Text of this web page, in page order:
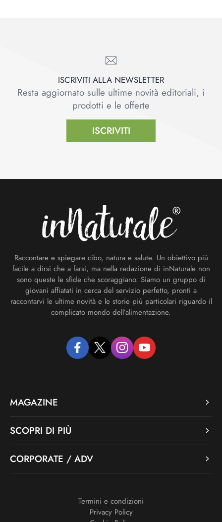
ISCRIVITI ALLA NEWSLETTER
Resta aggiornato sulle ultime novità editoriali, i
prodotti e le offerte
ISCRIVITI
Raccontare e spiegare cibo, natura e salute. Un obiettivo più
facile a dirsi che a farsi, ma nella redazione di inNaturale non
sono queste le sfide che scoraggiano. Siamo un gruppo di
giovani affiatati in cerca del servizio perfetto, pronti a
raccontarvi le ultime novità e le storie più particolari riguardo il
complicato mondo dell’alimentazione.
facebooktwitter instagramyoutube
MAGAZINE
SCOPRI DI PIÙ
CORPORATE / ADV
Termini e condizioni
Privacy Policy